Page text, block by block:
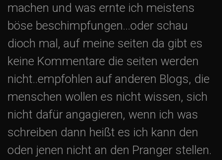
machen und was ernte ich meistens
böse beschimpfungen…oder schau
dioch mal, auf meine seiten da gibt es
keine Kommentare die seiten werden
nicht..empfohlen auf anderen Blogs, die
menschen wollen es nicht wissen, sich
nicht dafür angagieren, wenn ich was
schreiben dann heißt es ich kann den
oden jenen nicht an den Pranger stellen.